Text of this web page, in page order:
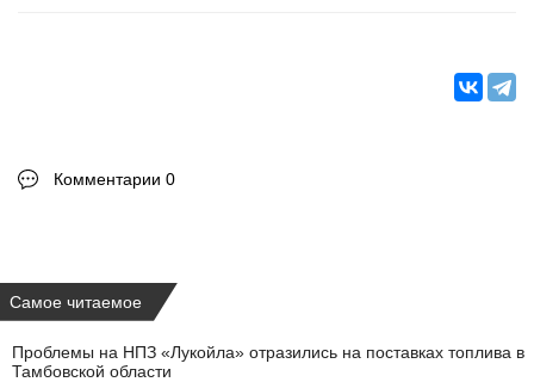
Комментарии 0
Самое читаемое
Проблемы на НПЗ «Лукойла» отразились на поставках топлива в
Тамбовской области